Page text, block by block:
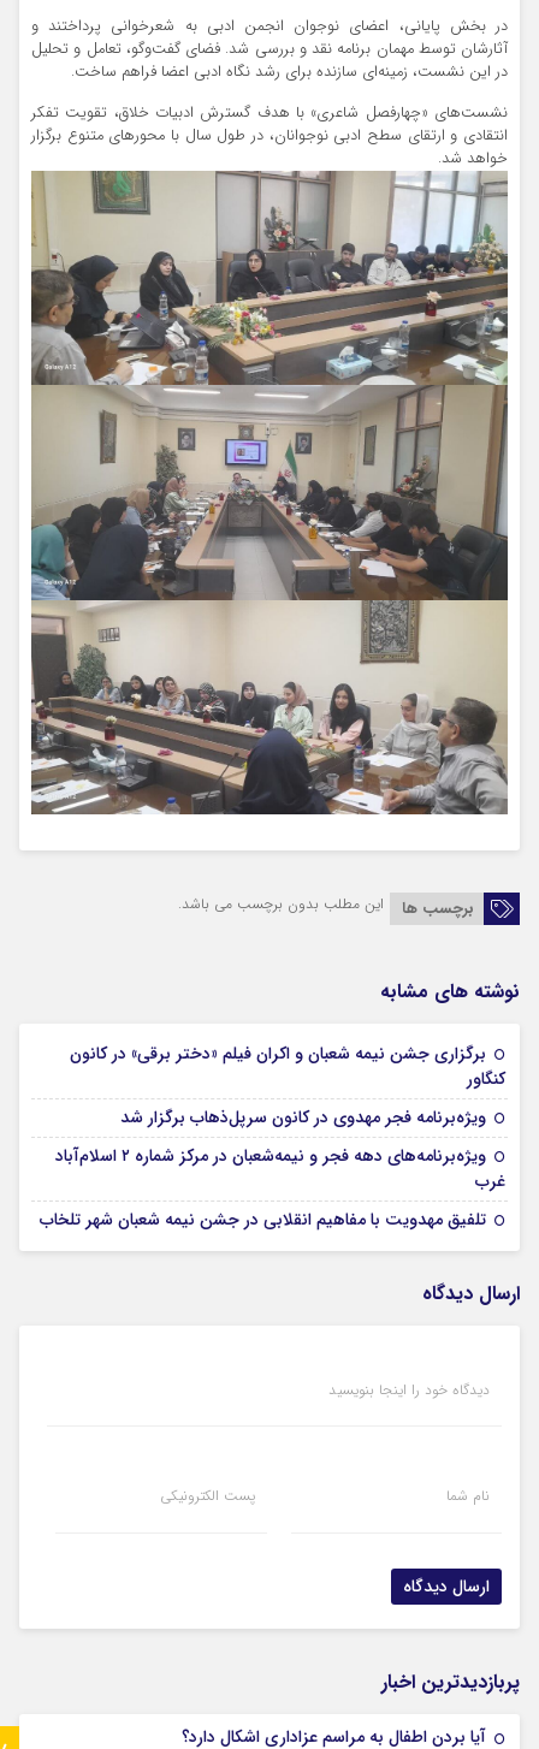
در بخش پایانی، اعضای نوجوان انجمن ادبی به شعرخوانی پرداختند و
آثارشان توسط مهمان برنامه نقد و بررسی شد. فضای گفت‌وگو، تعامل و تحلیل
در این نشست، زمینه‌ای سازنده برای رشد نگاه ادبی اعضا فراهم ساخت.
نشست‌های «چهارفصل شاعری» با هدف گسترش ادبیات خلاق، تقویت تفکر
انتقادی و ارتقای سطح ادبی نوجوانان، در طول سال با محورهای متنوع برگزار
خواهد شد.
برچسب ها این مطلب بدون برچسب می باشد.
نوشته های مشابه
برگزاری جشن نیمه شعبان و اکران فیلم «دختر برقی» در کانون
کنگاور
ویژه‌برنامه‌ فجر مهدوی در کانون سرپل‌ذهاب برگزار شد
ویژه‌برنامه‌های دهه فجر و نیمه‌شعبان در مرکز شماره ۲ اسلام‌آباد
غرب
تلفیق مهدویت با مفاهیم انقلابی در جشن نیمه شعبان شهر تلخاب
ارسال دیدگاه
دیدگاه خود را اینجا بنویسید
نام شما پست الکترونیکی
پربازدیدترین اخبار
آیا بردن اطفال به مراسم عزادارى اشکال دارد؟